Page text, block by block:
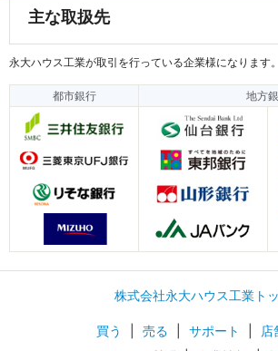
主な取扱先
永大ハウス工業が取引を行っている企業様になります。
都市銀行 地方
株式会社永大ハウス工業ト
買う 売る サポート
店